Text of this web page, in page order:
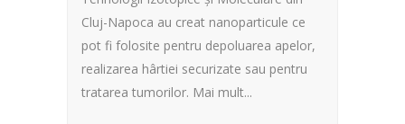
Cluj-Napoca au creat nanoparticule ce
pot fi folosite pentru depoluarea apelor,
realizarea hârtiei securizate sau pentru
tratarea tumorilor. Mai mult...